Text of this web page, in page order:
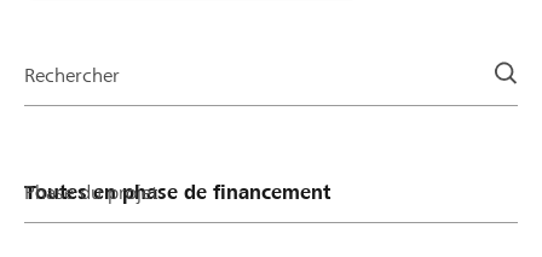
la
Rechercher
Phase du projet